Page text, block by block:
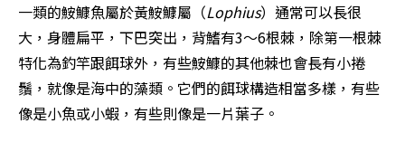
一類的鮟鱇魚屬於黃鮟鱇屬（Lophius）通常可以長很
大，身體扁平，下巴突出，背鰭有3～6根棘，除第一根棘
特化為釣竿跟餌球外，有些鮟鱇的其他棘也會長有小捲
鬚，就像是海中的藻類。它們的餌球構造相當多樣，有些
像是小魚或小蝦，有些則像是一片葉子。